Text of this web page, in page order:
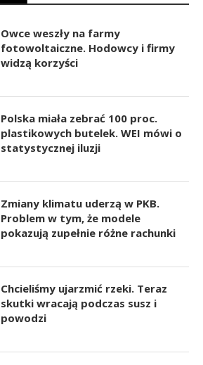
Owce weszły na farmy
fotowoltaiczne. Hodowcy i firmy
widzą korzyści
Polska miała zebrać 100 proc.
plastikowych butelek. WEI mówi o
statystycznej iluzji
Zmiany klimatu uderzą w PKB.
Problem w tym, że modele
pokazują zupełnie różne rachunki
Chcieliśmy ujarzmić rzeki. Teraz
skutki wracają podczas susz i
powodzi